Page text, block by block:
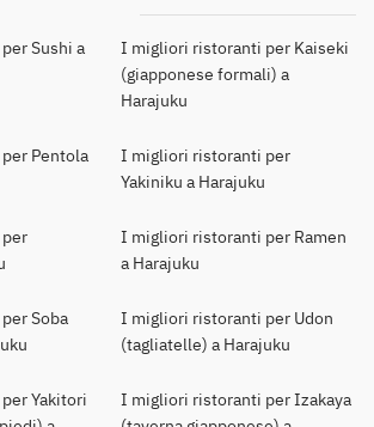
Sushi a
I migliori ristoranti per Kaiseki
(giapponese formali) a
Harajuku
Pentola
I migliori ristoranti per
Yakiniku a Harajuku
I migliori ristoranti per Ramen
a Harajuku
Soba
I migliori ristoranti per Udon
(tagliatelle) a Harajuku
Yakitori
I migliori ristoranti per Izakaya